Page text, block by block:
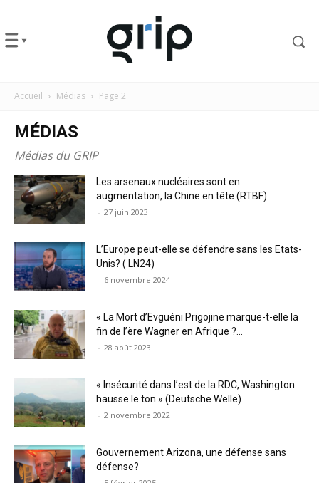
Accueil Médias Page 2
MÉDIAS
Médias du GRIP
Les arsenaux nucléaires sont en
augmentation, la Chine en tête (RTBF)
- 27 juin 2023
L’Europe peut-elle se défendre sans les Etats-
Unis? ( LN24)
- 6 novembre 2024
« La Mort d’Evguéni Prigojine marque-t-elle la
fin de l’ère Wagner en Afrique ?...
- 28 août 2023
« Insécurité dans l’est de la RDC, Washington
hausse le ton » (Deutsche Welle)
- 2 novembre 2022
Gouvernement Arizona, une défense sans
défense?